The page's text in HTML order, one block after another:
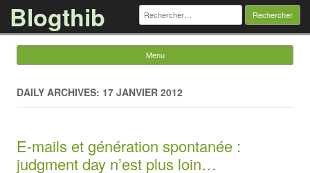
Blogthib Rechercher :
Menu
DAILY ARCHIVES: 17 JANVIER 2012
E-mails et génération spontanée :
judgment day n’est plus loin…